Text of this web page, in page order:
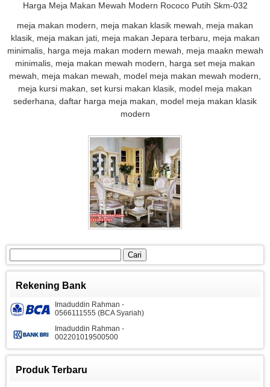
Harga Meja Makan Mewah Modern Rococo Putih Skm-032
meja makan modern, meja makan klasik mewah, meja makan
klasik, meja makan jati, meja makan Jepara terbaru, meja makan
minimalis, harga meja makan modern mewah, meja maakn mewah
minimalis, meja makan mewah modern, harga set meja makan
mewah, meja makan mewah, model meja makan mewah modern,
meja kursi makan, set kursi makan klasik, model meja makan
sederhana, daftar harga meja makan, model meja makan klasik
modern
untuk:
Rekening Bank
Imaduddin Rahman -
0566111555 (BCA Syariah)
Imaduddin Rahman -
002201019500500
Produk Terbaru